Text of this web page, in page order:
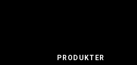
PRODUKTER